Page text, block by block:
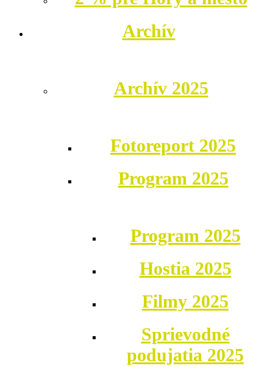
Archív
Archív 2025
Fotoreport 2025
Program 2025
Program 2025
Hostia 2025
Filmy 2025
Sprievodné
podujatia 2025